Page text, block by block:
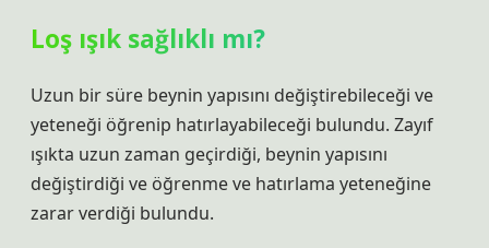
Loş ışık sağlıklı mı?
Uzun bir süre beynin yapısını değiştirebileceği ve
yeteneği öğrenip hatırlayabileceği bulundu. Zayıf
ışıkta uzun zaman geçirdiği, beynin yapısını
değiştirdiği ve öğrenme ve hatırlama yeteneğine
zarar verdiği bulundu.